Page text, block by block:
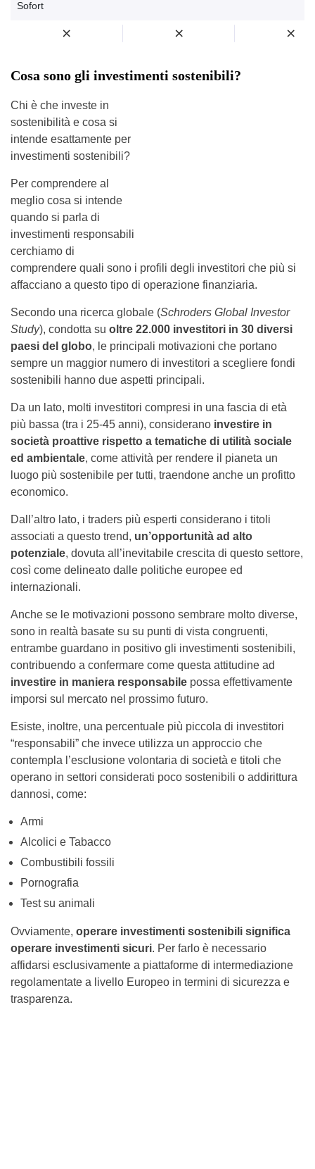
Sofort
Cosa sono gli investimenti sostenibili?
Chi è che investe in
sostenibilità e cosa si
intende esattamente per
investimenti sostenibili?
Per comprendere al
meglio cosa si intende
quando si parla di
investimenti responsabili
cerchiamo di
comprendere quali sono i profili degli investitori che più si
affacciano a questo tipo di operazione finanziaria.
Secondo una ricerca globale (Schroders Global Investor
Study), condotta su oltre 22.000 investitori in 30 diversi
paesi del globo, le principali motivazioni che portano
sempre un maggior numero di investitori a scegliere fondi
sostenibili hanno due aspetti principali.
Da un lato, molti investitori compresi in una fascia di età
più bassa (tra i 25-45 anni), considerano investire in
società proattive rispetto a tematiche di utilità sociale
ed ambientale, come attività per rendere il pianeta un
luogo più sostenibile per tutti, traendone anche un profitto
economico.
Dall’altro lato, i traders più esperti considerano i titoli
associati a questo trend, un’opportunità ad alto
potenziale, dovuta all’inevitabile crescita di questo settore,
così come delineato dalle politiche europee ed
internazionali.
Anche se le motivazioni possono sembrare molto diverse,
sono in realtà basate su su punti di vista congruenti,
entrambe guardano in positivo gli investimenti sostenibili,
contribuendo a confermare come questa attitudine ad
investire in maniera responsabile possa effettivamente
imporsi sul mercato nel prossimo futuro.
Esiste, inoltre, una percentuale più piccola di investitori
“responsabili” che invece utilizza un approccio che
contempla l’esclusione volontaria di società e titoli che
operano in settori considerati poco sostenibili o addirittura
dannosi, come:
Armi
Alcolici e Tabacco
Combustibili fossili
Pornografia
Test su animali
Ovviamente, operare investimenti sostenibili significa
operare investimenti sicuri. Per farlo è necessario
affidarsi esclusivamente a piattaforme di intermediazione
regolamentate a livello Europeo in termini di sicurezza e
trasparenza.